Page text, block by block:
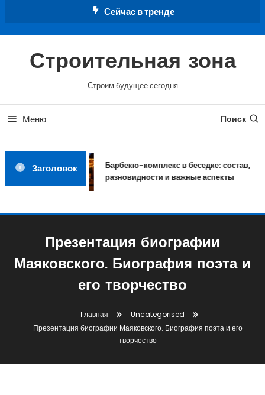
Сейчас в тренде
Строительная зона
Строим будущее сегодня
Меню Поиск
Заголовок
Барбекю-комплекс в беседке: состав,
разновидности и важные аспекты
Презентация биографии
Маяковского. Биография поэта и
его творчество
Главная
Uncategorised
Презентация биографии Маяковского. Биография поэта и его
творчество